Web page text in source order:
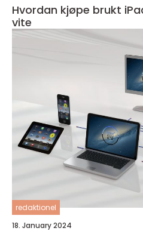
Hvordan kjøpe brukt
vite
redaktionel
18. January 2024